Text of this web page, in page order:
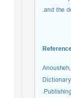
and the
Publishing.